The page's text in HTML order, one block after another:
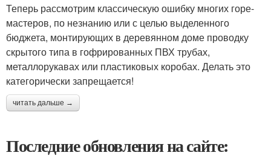
Теперь рассмотрим классическую ошибку многих горе-
мастеров, по незнанию или с целью выделенного
бюджета, монтирующих в деревянном доме проводку
скрытого типа в гофрированных ПВХ трубах,
металлорукавах или пластиковых коробах. Делать это
категорически запрещается!
читать дальше →
Последние обновления на сайте: